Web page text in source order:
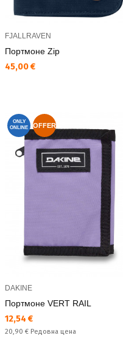
FJALLRAVEN
Портмоне Zip
Текуща цена:
45,00 €
ONLY
ONLINE
OFFER
DAKINE
Портмоне VERT RAIL
Текуща цена:
12,54 €
Редовна цена:
20,90 € Редовна цена